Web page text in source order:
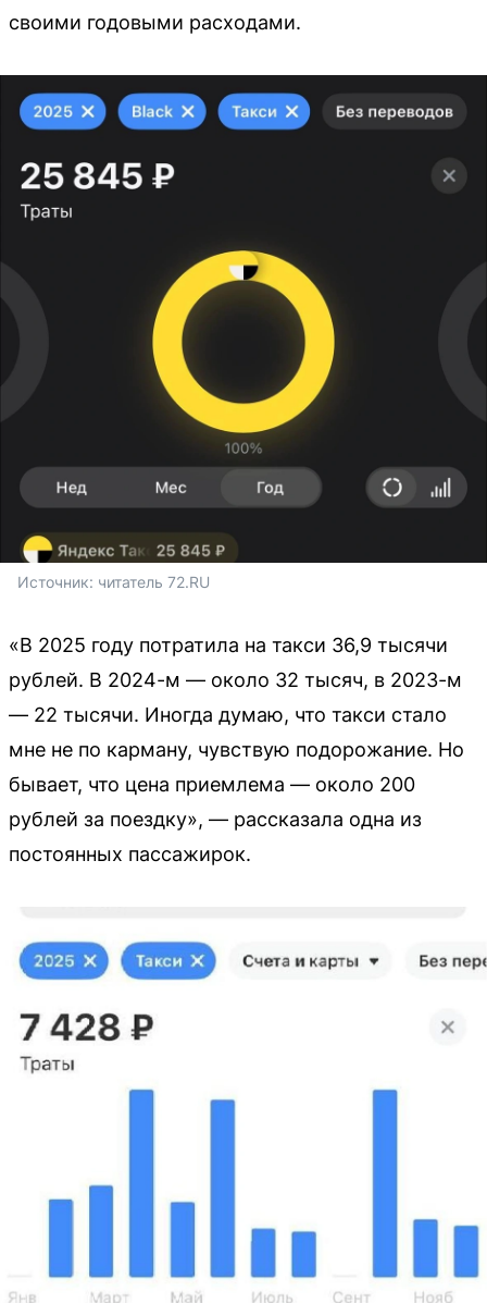
своими годовыми расходами.
Источник: читатель 72.RU
«В 2025 году потратила на такси 36,9 тысячи
рублей. В 2024-м — около 32 тысяч, в 2023-м
— 22 тысячи. Иногда думаю, что такси стало
мне не по карману, чувствую подорожание. Но
бывает, что цена приемлема — около 200
рублей за поездку», — рассказала одна из
постоянных пассажирок.